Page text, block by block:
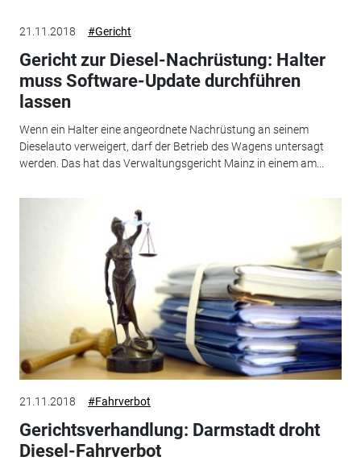
21.11.2018 #Gericht
Gericht zur Diesel-Nachrüstung: Halter
muss Software-Update durchführen
lassen
Wenn ein Halter eine angeordnete Nachrüstung an seinem
Dieselauto verweigert, darf der Betrieb des Wagens untersagt
werden. Das hat das Verwaltungsgericht Mainz in einem am...
21.11.2018 #Fahrverbot
Gerichtsverhandlung: Darmstadt droht
Diesel-Fahrverbot